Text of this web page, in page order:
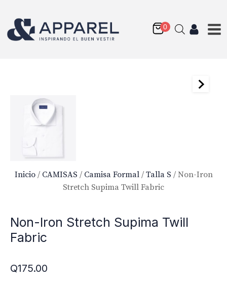
Inicio/ CAMISAS / Camisa Formal/ Talla S / Non-Iron
Stretch Supima Twill Fabric
Non-Iron Stretch Supima Twill
Fabric
Q175.00